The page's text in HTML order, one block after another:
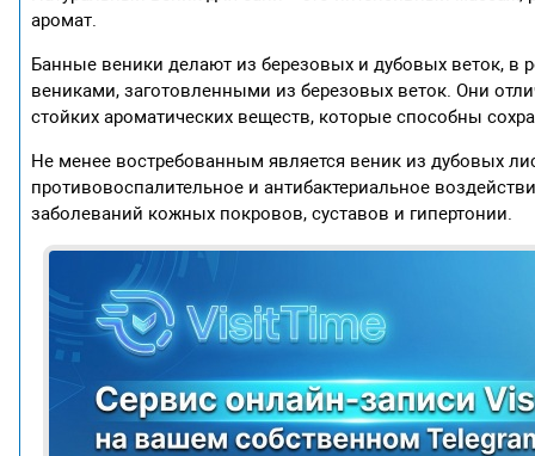
аромат.
Банные веники делают из березовых и дубовых веток, в
вениками, заготовленными из березовых веток. Они
стойких ароматических веществ, которые способны
Не менее востребованным является веник из дубовых
противовоспалительное и антибактериальное
заболеваний кожных покровов, суставов и гипертонии.